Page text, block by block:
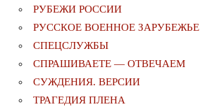
РУБЕЖИ РОССИИ
РУССКОЕ ВОЕННОЕ ЗАРУБЕЖЬЕ
СПЕЦСЛУЖБЫ
СПРАШИВАЕТЕ — ОТВЕЧАЕМ
СУЖДЕНИЯ. ВЕРСИИ
ТРАГЕДИЯ ПЛЕНА